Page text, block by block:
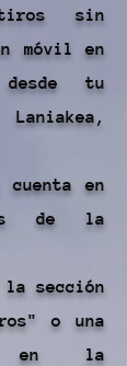
sin
móvil en
tu
cuenta en
de la
la sección
o una
en la